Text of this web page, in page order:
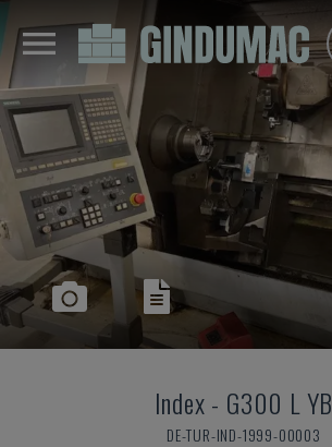
Index- G300 L YB
DE-TUR-IND-1999-00003